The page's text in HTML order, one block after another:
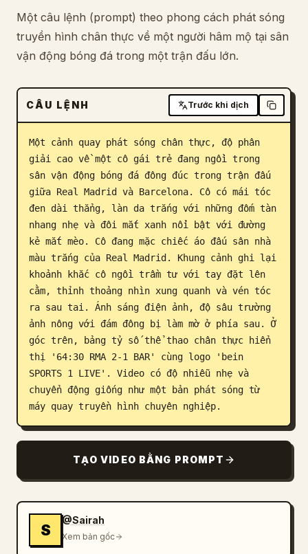
Cập nhật
Một câu lệnh (prompt) theo phong cách phát sóng
truyền hình chân thực về một người hâm mộ tại sân
vận động bóng đá trong một trận đấu lớn.
CÂU LỆNH Trước khi dịch
Một cảnh quay phát sóng chân thực, độ phân
giải cao về một cô gái trẻ đang ngồi trong
sân vận động bóng đá đông đúc trong trận đấu
giữa Real Madrid và Barcelona. Cô có mái tóc
đen dài thẳng, làn da trắng với những đốm tàn
nhang nhẹ và đôi mắt xanh nổi bật với đường
kẻ mắt mèo. Cô đang mặc chiếc áo đấu sân nhà
màu trắng của Real Madrid. Khung cảnh ghi lại
khoảnh khắc cô ngồi trầm tư với tay đặt lên
cằm, thỉnh thoảng nhìn xung quanh và vén tóc
ra sau tai. Ánh sáng điện ảnh, độ sâu trường
ảnh nông với đám đông bị làm mờ ở phía sau. Ở
góc trên, bảng tỷ số thể thao chân thực hiển
thị '64:30 RMA 2-1 BAR' cùng logo 'bein
SPORTS 1 LIVE'. Video có độ nhiễu nhẹ và
chuyển động giống như một bản phát sóng từ
máy quay truyền hình chuyên nghiệp.
TẠO VIDEO BẰNG PROMPT
S
@Sairah
Xem bản gốc